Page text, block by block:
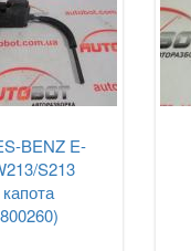
BENZ E-
S213